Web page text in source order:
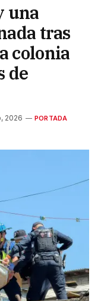
una
tras
colonia
de
2026 PORTADA